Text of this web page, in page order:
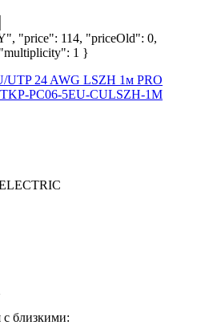
"price": 114, "priceOld": 0,
1 }
с близкими: